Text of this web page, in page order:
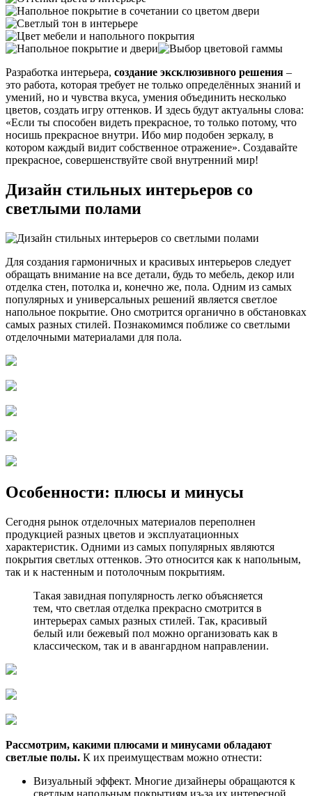
Разработка интерьера, создание эксклюзивного решения –
это работа, которая требует не только определённых знаний и
умений, но и чувства вкуса, умения объединить несколько
цветов, создать игру оттенков. И здесь будут актуальны слова:
«Если ты способен видеть прекрасное, то только потому, что
носишь прекрасное внутри. Ибо мир подобен зеркалу, в
котором каждый видит собственное отражение». Создавайте
прекрасное, совершенствуйте свой внутренний мир!
Дизайн стильных интерьеров со
светлыми полами
Для создания гармоничных и красивых интерьеров следует
обращать внимание на все детали, будь то мебель, декор или
отделка стен, потолка и, конечно же, пола. Одним из самых
популярных и универсальных решений является светлое
напольное покрытие. Оно смотрится органично в обстановках
самых разных стилей. Познакомимся поближе со светлыми
отделочными материалами для пола.
Особенности: плюсы и минусы
Сегодня рынок отделочных материалов переполнен
продукцией разных цветов и эксплуатационных
характеристик. Одними из самых популярных являются
покрытия светлых оттенков. Это относится как к напольным,
так и к настенным и потолочным покрытиям.
Такая завидная популярность легко объясняется
тем, что светлая отделка прекрасно смотрится в
интерьерах самых разных стилей. Так, красивый
белый или бежевый пол можно организовать как в
классическом, так и в авангардном направлении.
Рассмотрим, какими плюсами и минусами обладают
светлые полы. К их преимуществам можно отнести:
Визуальный эффект. Многие дизайнеры обращаются к
светлым напольным покрытиям из-за их интересной